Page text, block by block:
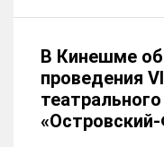
В Кинешме
проведения